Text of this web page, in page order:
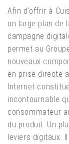
Afin d’offrir à
un large plan de
campagne
permet au
nouveaux
en prise directe
Internet
incontournable
consommateur
du produit. Un
leviers digitaux.